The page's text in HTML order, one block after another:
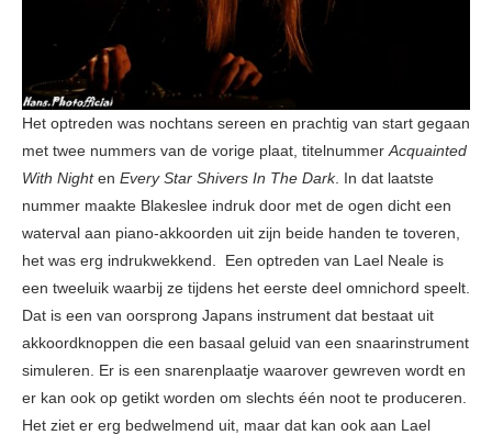
Het optreden was nochtans sereen en prachtig van start gegaan
met twee nummers van de vorige plaat, titelnummer Acquainted
With Nighten Every Star Shivers In The Dark. In dat laatste
nummer maakte Blakeslee indruk door met de ogen dicht een
waterval aan piano-akkoorden uit zijn beide handen te toveren,
het was erg indrukwekkend. Een optreden van Lael Neale is
een tweeluik waarbij ze tijdens het eerste deel omnichord speelt.
Dat is een van oorsprong Japans instrument dat bestaat uit
akkoordknoppen die een basaal geluid van een snaarinstrument
simuleren. Er is een snarenplaatje waarover gewreven wordt en
er kan ook op getikt worden om slechts één noot te produceren.
Het ziet er erg bedwelmend uit, maar dat kan ook aan Lael